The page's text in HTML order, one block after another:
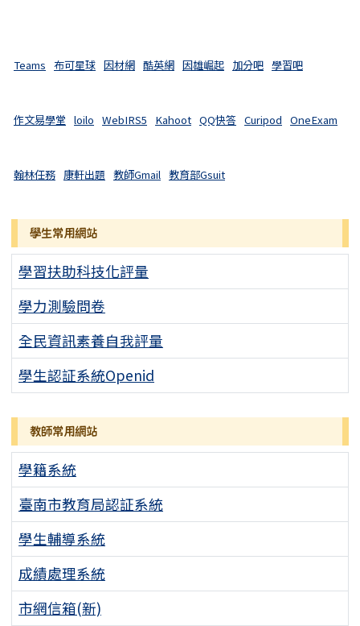
Teams 布可星球 因材網 酷英網 因雄崛起 加分吧 學習吧
作文易學堂 loilo WebIRS5 Kahoot QQ快答 Curipod OneExam
翰林任務 康軒出題 教師Gmail 教育部Gsuit
學生常用網站
學習扶助科技化評量
學力測驗問卷
全民資訊素養自我評量
學生認証系統Openid
教師常用網站
學籍系統
臺南市教育局認証系統
學生輔導系統
成績處理系統
市網信箱(新)